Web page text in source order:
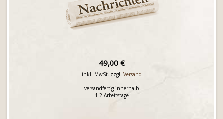
49,00 €
inkl. MwSt. zzgl. Versand
versandfertig innerhalb
1-2 Arbeitstage